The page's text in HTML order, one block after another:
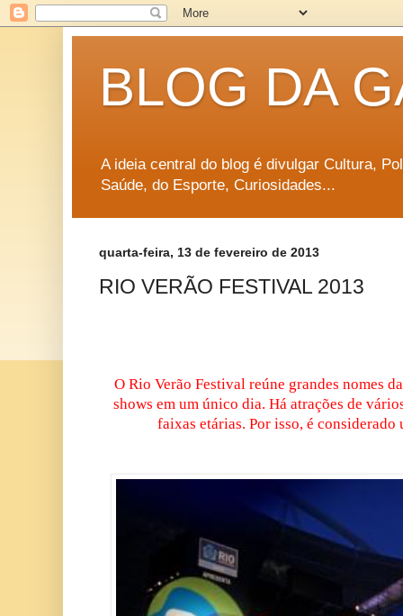
BLOG DA
A ideia central do blog é divulgar Cultura,
Saúde, do Esporte, Curiosidades...
quarta-feira, 13 de fevereiro de 2013
RIO VERÃO FESTIVAL 2013
O Rio Verão Festival reúne grandes nomes
shows em um único dia. Há atrações de
faixas etárias. Por isso, é